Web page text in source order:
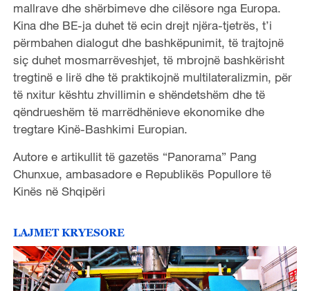
mallrave dhe shërbimeve dhe cilësore nga Europa.
Kina dhe BE-ja duhet të ecin drejt njëra-tjetrës, t’i
përmbahen dialogut dhe bashkëpunimit, të trajtojnë
siç duhet mosmarrëveshjet, të mbrojnë bashkërisht
tregtinë e lirë dhe të praktikojnë multilateralizmin, për
të nxitur kështu zhvillimin e shëndetshëm dhe të
qëndrueshëm të marrëdhënieve ekonomike dhe
tregtare Kinë-Bashkimi Europian.
Autore e artikullit të gazetës “Panorama” Pang
Chunxue, ambasadore e Republikës Popullore të
Kinës në Shqipëri
LAJMET KRYESORE